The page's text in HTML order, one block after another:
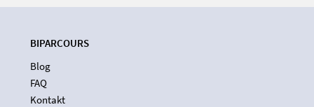
BIPARCOURS
Blog
FAQ
Kontakt